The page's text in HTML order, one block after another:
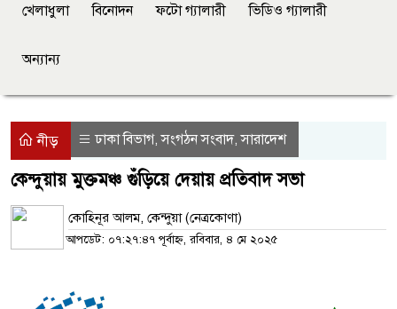
খেলাধুলা বিনোদন ফটো গ্যালারী ভিডিও গ্যালারী
অন্যান্য
নীড় ঢাকা বিভাগ,সংগঠন সংবাদ,সারাদেশ
কেন্দুয়ায় মুক্তমঞ্চ গুঁড়িয়ে দেয়ায় প্রতিবাদ সভা
কোহিনূর আলম, কেন্দুয়া (নেত্রকোণা)
আপডেট: ০৭:২৭:৪৭ পূর্বাহ্ন, রবিবার, ৪ মে ২০২৫